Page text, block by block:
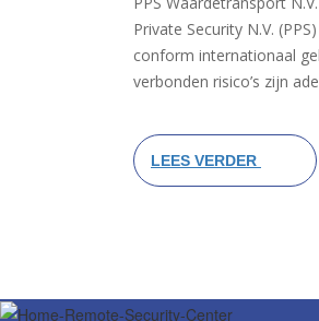
Private Security N.V.
conform internationaal
verbonden risico’s zijn
LEES VERDER